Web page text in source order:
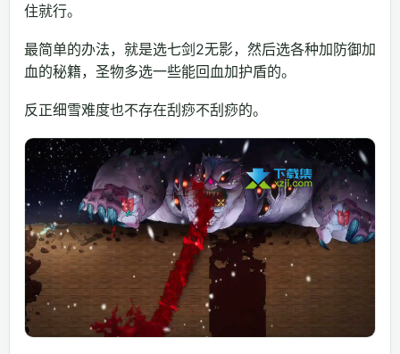
住就行。
最简单的办法，就是选七剑2无影，然后选各种加防御加
血的秘籍，圣物多选一些能回血加护盾的。
反正细雪难度也不存在刮痧不刮痧的。